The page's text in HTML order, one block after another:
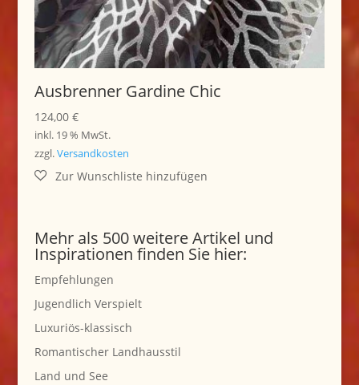
Ausbrenner Gardine Chic
124,00 €
inkl. 19 % MwSt.
zzgl.Versandkosten
Mehr als 500 weitere Artikel und
Inspirationen finden Sie hier:
Empfehlungen
Jugendlich Verspielt
Luxuriös-klassisch
Romantischer Landhausstil
Land und See